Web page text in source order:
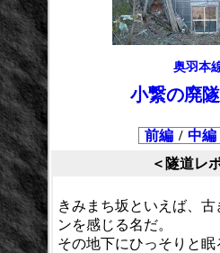
奥羽本
小繋の廃
前編 / 中編
＜隧道レ
きみまち坂といえば、
ンを感じる名だ。
その地下にひっそりと